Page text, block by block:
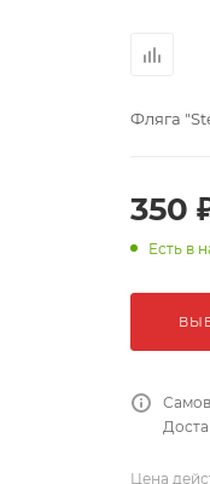
Фляга
350
Есть в
Цена